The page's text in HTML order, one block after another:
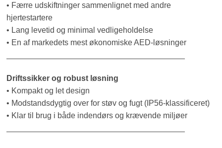
• Færre udskiftninger sammenlignet med andre
hjertestartere
• Lang levetid og minimal vedligeholdelse
• En af markedets mest økonomiske AED-løsninger
Driftssikker og robust løsning
• Kompakt og let design
• Modstandsdygtig over for støv og fugt (IP56-klassificeret)
• Klar til brug i både indendørs og krævende miljøer